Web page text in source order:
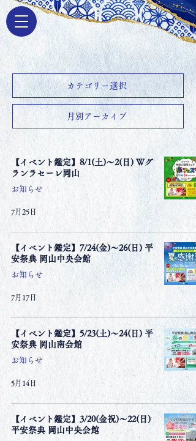
カテゴリー選択
月別アーカイブ
【イベント鑑定】8/1(土)〜2(日) Ｗグ
ランラセーレ岡山
お知らせ
7月25日
【イベント鑑定】7/24(金)〜26(日) 平
安祭典 岡山中央会館
お知らせ
7月17日
【イベント鑑定】5/23(土)〜24(日) 平
安祭典 岡山南会館
お知らせ
5月14日
【イベント鑑定】3/20(金祝)〜22(日)
平安祭典 岡山中央会館